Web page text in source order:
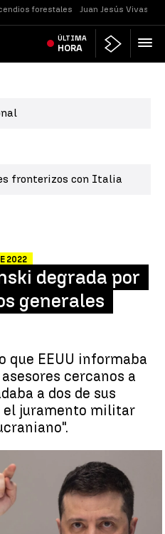
forestales Juan Jesús Vivas
ÚLTIMA
HORA
fronterizos con Italia
2022
degrada por
generales
que EEUU informaba
cercanos a
a dos de sus
el juramento militar
por "traidores" | Susana Román